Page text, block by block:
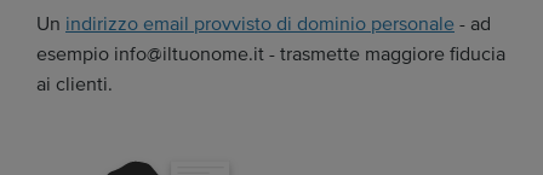
Un indirizzo email provvisto di dominio personale - ad
esempio info@iltuonome.it - trasmette maggiore fiducia
ai clienti.